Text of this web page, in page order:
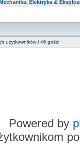
Elektryka &
użytkowników i 46 gości
Powered by